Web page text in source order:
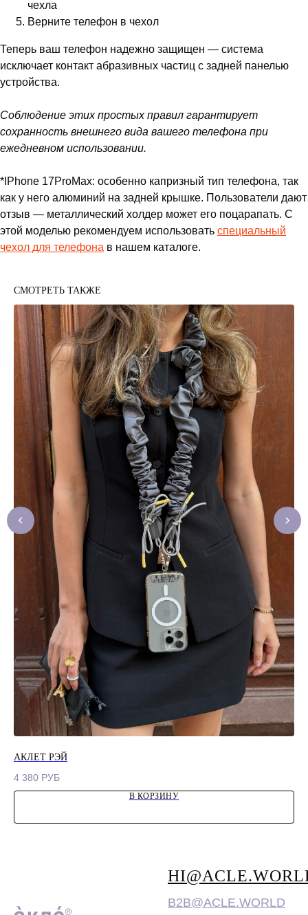
чехла
Верните телефон в чехол
Теперь ваш телефон надежно защищен — система
исключает контакт абразивных частиц с задней панелью
устройства.
Соблюдение этих простых правил гарантирует
сохранность внешнего вида вашего телефона при
ежедневном использовании.
*IPhone 17ProMax: особенно капризный тип телефона, так
как у него алюминий на задней крышке. Пользователи дают
отзыв — металлический холдер может его поцарапать. С
этой моделью рекомендуем использовать специальный
чехол для телефона в нашем каталоге.
СМОТРЕТЬ ТАКЖЕ
АКЛЕТ РЭЙ
4 380 РУБ
В КОРЗИНУ
B2B@ACLE.WORLD